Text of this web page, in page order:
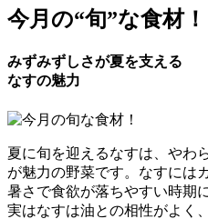
今月の“旬”な食材！
みずみずしさが夏を支える
なすの魅力
夏に旬を迎えるなすは、やわ
が魅力の野菜です。なすには
暑さで食欲が落ちやすい時期
実はなすは油との相性がよく